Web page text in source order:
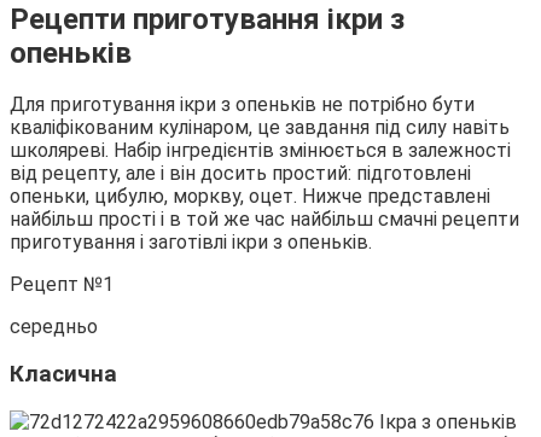
Рецепти приготування ікри з
опеньків
Для приготування ікри з опеньків не потрібно бути
кваліфікованим кулінаром, це завдання під силу навіть
школяреві. Набір інгредієнтів змінюється в залежності
від рецепту, але і він досить простий: підготовлені
опеньки, цибулю, моркву, оцет. Нижче представлені
найбільш прості і в той же час найбільш смачні рецепти
приготування і заготівлі ікри з опеньків.
Рецепт №1
середньо
Класична